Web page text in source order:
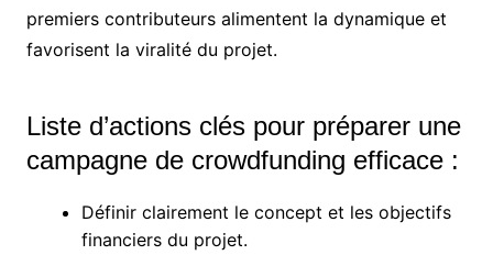
premiers contributeurs alimentent la dynamique et
favorisent la viralité du projet.
Liste d’actions clés pour préparer une
campagne de crowdfunding efficace :
Définir clairement le concept et les objectifs
financiers du projet.